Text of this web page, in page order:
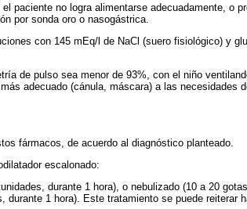
paciente no logra alimentarse adecuadamente, o
por sonda oro o nasogástrica.
con 145 mEq/l de NaCl (suero fisiológico) y
de pulso sea menor de 93%, con el niño
adecuado (cánula, máscara) a las necesidades
fármacos, de acuerdo al diagnóstico planteado.
escalonado:
durante 1 hora), o nebulizado (10 a 20
1 hora). Este tratamiento se puede reiterar